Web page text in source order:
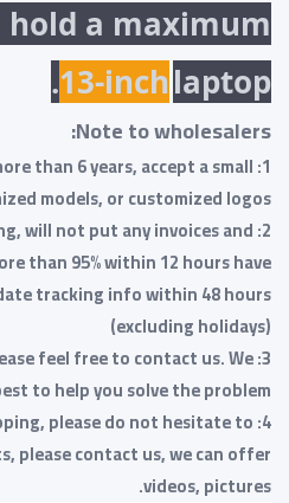
hold a maximum
13-inchlaptop.
Note to wholesalers:
than 6 years, accept a small
models, or customized logos,
will not put any invoices and
than 95% within 12 hours have
tracking info within 48 hours
(excluding holidays)
feel free to contact us. We
to help you solve the problem.
please do not hesitate to
please contact us, we can offer
videos, pictures.